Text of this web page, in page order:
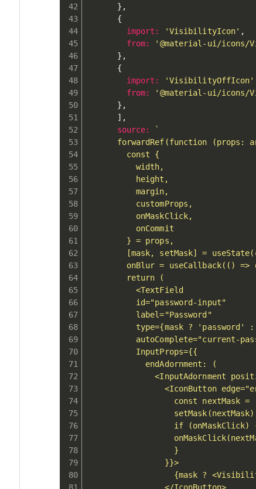
} ,
{
import : 'VisibilityIcon' ,
from: '@material-ui/
} ,
{
import : 'VisibilityOffIcon'
from: '@material-ui/
} ,
] ,
source:
`
forwardRef(function (props:
        const {
          customProps,
          onMaskClick,
          onCommit
        } = props,
[mask, setMask] =
onBlur = useCallback(() =>
        return (
          <TextField
          id="password-input"
          label="Password"
type={mask ? 'password'
autoComplete="current-
          InputProps={{
            endAdornment: (
<InputAdornment
<IconButton
const nextMask =
if (onMaskClick)
                  }
                }}>
{mask ?
                </IconButton>